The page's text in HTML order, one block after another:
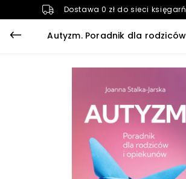
Dostawa 0 zł do sieci księgarń